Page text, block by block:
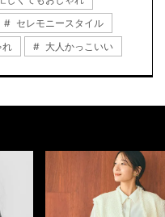
セレモニースタイル
れ 大人かっこいい